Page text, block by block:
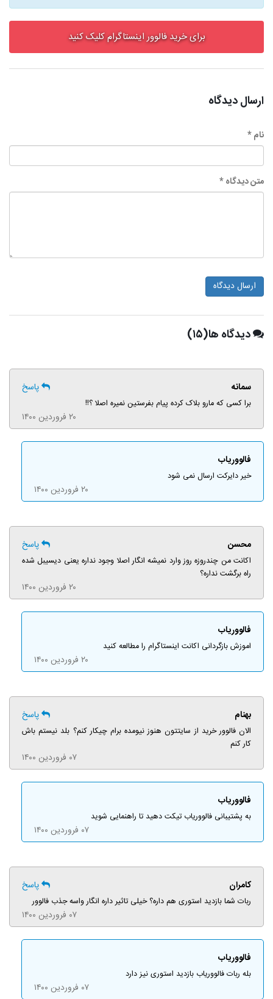
برای خرید فالوور اینستاگرام کلیک کنید
ارسال دیدگاه
نام *
متن دیدگاه *
ارسال دیدگاه
دیدگاه ها(۱۵)
سمانه پاسخ
برا کسی که مارو بلاک کرده پیام بفرستین نمیره اصلا ؟!!
۲۰ فروردین ۱۴۰۰
فالووریاب
خیر دایرکت ارسال نمی شود
۲۰ فروردین ۱۴۰۰
محسن پاسخ
اکانت من چندروزه روز وارد نمیشه انگار اصلا وجود نداره یعنی دیسیبل شده
راه برگشت نداره؟
۲۰ فروردین ۱۴۰۰
فالووریاب
اموزش بازگردانی اکانت اینستاگرام را مطالعه کنید
۲۰ فروردین ۱۴۰۰
بهنام پاسخ
الان فالوور خرید از سایتتون هنوز نیومده برام چیکار کنم؟ بلد نیستم باش
کار کنم
۰۷ فروردین ۱۴۰۰
فالووریاب
به پشتیبانی فالووریاب تیکت دهید تا راهنمایی شوید
۰۷ فروردین ۱۴۰۰
کامران پاسخ
ربات شما بازدید استوری هم داره؟ خیلی تاثیر داره انگار واسه جذب فالوور
۰۷ فروردین ۱۴۰۰
فالووریاب
بله ربات فالووریاب بازدید استوری نیز دارد
۰۷ فروردین ۱۴۰۰